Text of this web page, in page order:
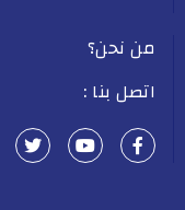
من نحن؟
اتصل بنا :